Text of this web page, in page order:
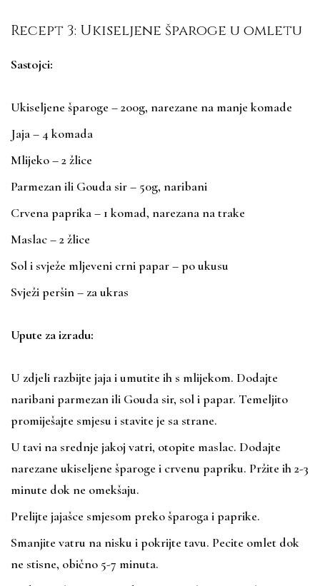
Recept 3: Ukiseljene šparoge u omletu
Sastojci:
Ukiseljene šparoge – 200g, narezane na manje komade
Jaja – 4 komada
Mlijeko – 2 žlice
Parmezan ili Gouda sir – 50g, naribani
Crvena paprika – 1 komad, narezana na trake
Maslac – 2 žlice
Sol i svježe mljeveni crni papar – po ukusu
Svježi peršin – za ukras
Upute za izradu:
U zdjeli razbijte jaja i umutite ih s mlijekom. Dodajte
naribani parmezan ili Gouda sir, sol i papar. Temeljito
promiješajte smjesu i stavite je sa strane.
U tavi na srednje jakoj vatri, otopite maslac. Dodajte
narezane ukiseljene šparoge i crvenu papriku. Pržite ih 2-3
minute dok ne omekšaju.
Prelijte jajašce smjesom preko šparoga i paprike.
Smanjite vatru na nisku i pokrijte tavu. Pecite omlet dok
ne stisne, obično 5-7 minuta.